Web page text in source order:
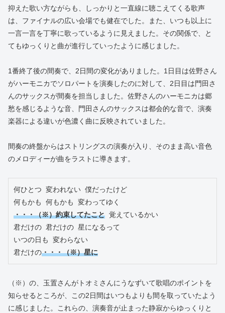
抑えた歌い方ながらも、しっかりと一直線に聴こえてくる歌声
は、ファイナルの広い会場でも健在でした。また、いつも以上に
一言一言を丁寧に歌っているように見えました。その関係で、と
てもゆっくりと曲が進行していったように感じました。
1番終了後の間奏で、2日間の変化がありました。1日目は佐野さん
がハーモニカでソロパートを演奏したのに対して、2日目は門田さ
んのサックスが間奏を担当しました。佐野さんのハーモニカは郷
愁を感じるような音、門田さんのサックスは都会的な音で、演奏
楽器による違いが色濃く曲に反映されていました。
間奏の終盤からはストリングスの演奏が入り、そのまま高い音色
のメロディーが曲をラストに導きます。
何ひとつ 変われない 僕だったけど
何もかも 何もかも 変わってゆく
・・・（※）約束してたこと 覚えているかい
君だけの 君だけの 星になるって
いつの日も 変わらない
君だけの・・・（※）星に
（※）の、玉置さんがトオミさんにうなずいて歌唱のポイントを
知らせるところが、この2日間はいつもよりも間を取っていたよう
に感じました。これらの、演奏音が止まった静寂からゆっくりと